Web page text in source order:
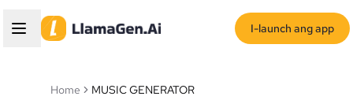
I-launch ang app
Home MUSIC GENERATOR